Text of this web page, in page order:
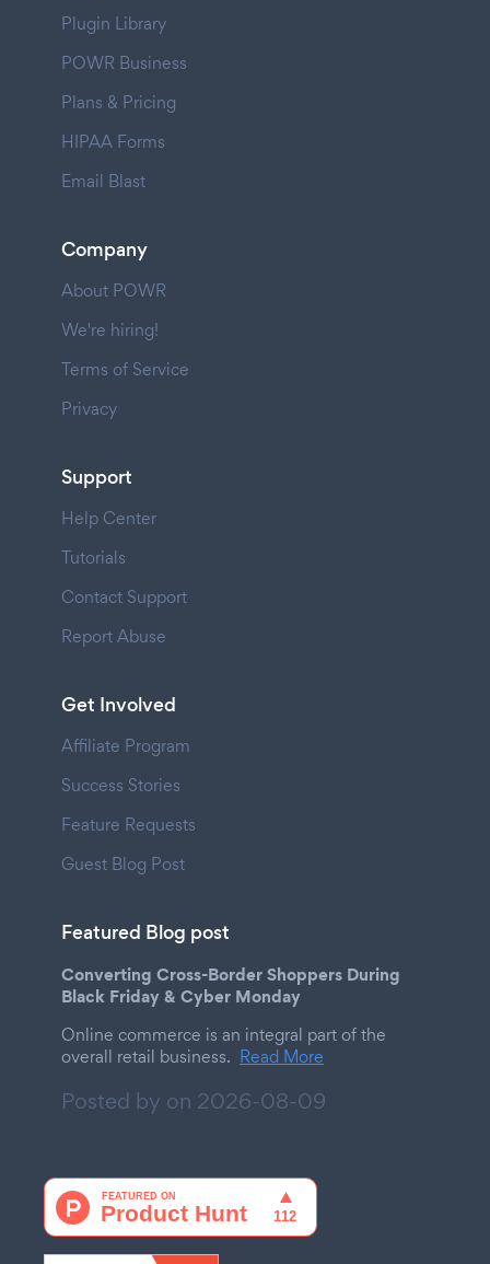
Plugin Library
POWR Business
Plans & Pricing
HIPAA Forms
Email Blast
Company
About POWR
We're hiring!
Terms of Service
Privacy
Support
Help Center
Tutorials
Contact Support
Report Abuse
Get Involved
Affiliate Program
Success Stories
Feature Requests
Guest Blog Post
Featured Blog post
Converting Cross-Border Shoppers During
Black Friday & Cyber Monday
Online commerce is an integral part of the
overall retail business. Read More
Posted by on 2026-08-09